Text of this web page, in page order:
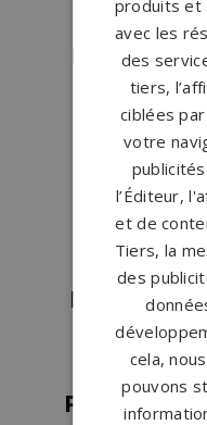
Pompes
Pompes
Pompes
Pompes
Pompes
Pompes
Pompes
Pompes
Pompes
produits et
avec les
des
tiers,
ciblées
votre
l’Éditeur,
et de
Tiers, la
des
cela,
pouvons